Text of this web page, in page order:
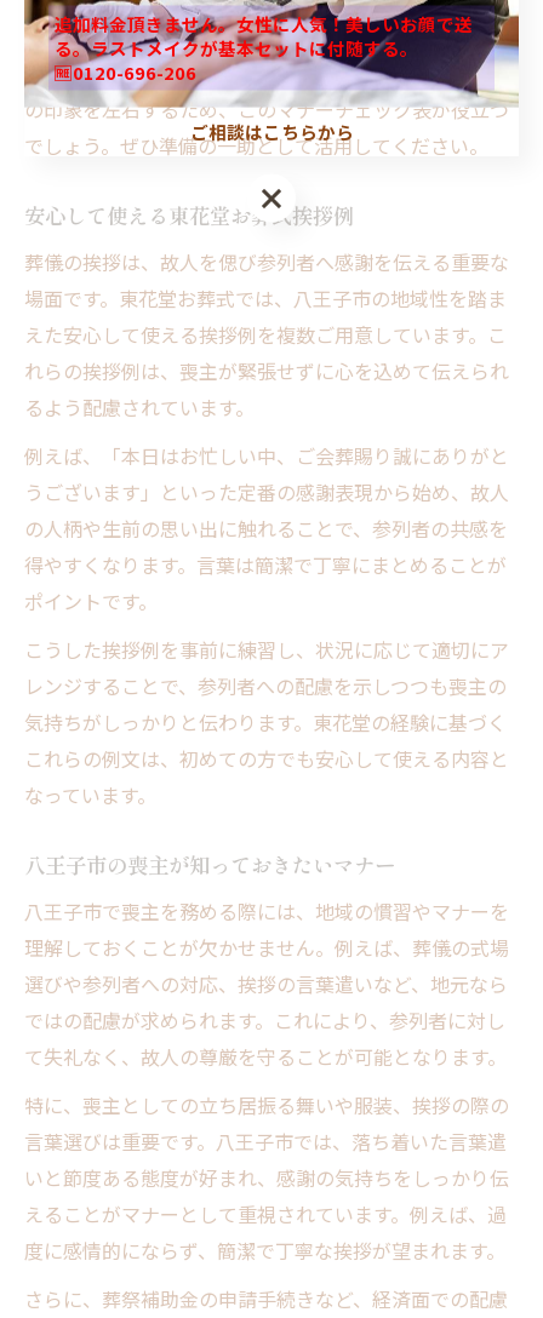
礼のない表現を心がけることができます。葬儀の現場で
のスムーズな進行と参列者の心情への配慮が、葬式全体
の印象を左右するため、このマナーチェック表が役立つ
でしょう。ぜひ準備の一助として活用してください。
安心して使える東花堂お葬式挨拶例
葬儀の挨拶は、故人を偲び参列者へ感謝を伝える重要な
場面です。東花堂お葬式では、八王子市の地域性を踏ま
えた安心して使える挨拶例を複数ご用意しています。こ
れらの挨拶例は、喪主が緊張せずに心を込めて伝えられ
るよう配慮されています。
例えば、「本日はお忙しい中、ご会葬賜り誠にありがと
うございます」といった定番の感謝表現から始め、故人
の人柄や生前の思い出に触れることで、参列者の共感を
得やすくなります。言葉は簡潔で丁寧にまとめることが
ポイントです。
こうした挨拶例を事前に練習し、状況に応じて適切にア
レンジすることで、参列者への配慮を示しつつも喪主の
気持ちがしっかりと伝わります。東花堂の経験に基づく
これらの例文は、初めての方でも安心して使える内容と
なっています。
八王子市の喪主が知っておきたいマナー
八王子市で喪主を務める際には、地域の慣習やマナーを
理解しておくことが欠かせません。例えば、葬儀の式場
選びや参列者への対応、挨拶の言葉遣いなど、地元なら
ではの配慮が求められます。これにより、参列者に対し
て失礼なく、故人の尊厳を守ることが可能となります。
特に、喪主としての立ち居振る舞いや服装、挨拶の際の
言葉選びは重要です。八王子市では、落ち着いた言葉遣
いと節度ある態度が好まれ、感謝の気持ちをしっかり伝
えることがマナーとして重視されています。例えば、過
度に感情的にならず、簡潔で丁寧な挨拶が望まれます。
さらに、葬祭補助金の申請手続きなど、経済面での配慮
追加料金頂きません。女性に人気！美しいお顔で送
る。ラストメイクが基本セットに付随する。
🆓0120-696-206
ご相談はこちらから